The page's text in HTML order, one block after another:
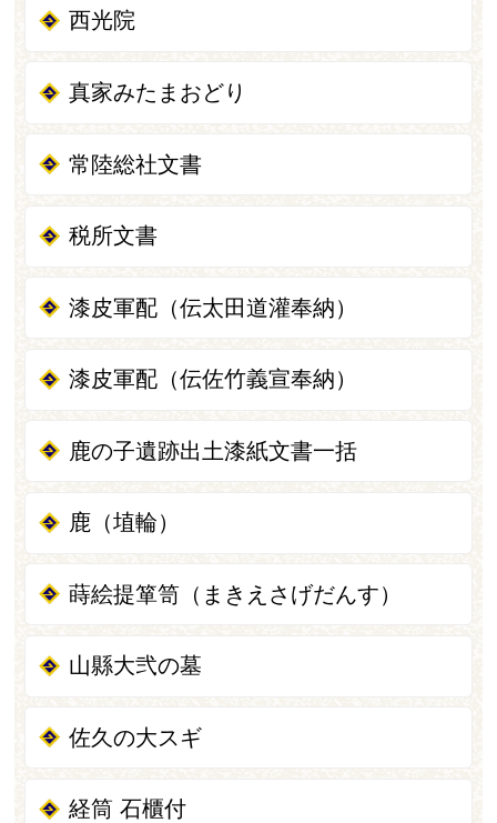
西光院
真家みたまおどり
常陸総社文書
税所文書
漆皮軍配（伝太田道灌奉納）
漆皮軍配（伝佐竹義宣奉納）
鹿の子遺跡出土漆紙文書一括
鹿（埴輪）
蒔絵提箪笥（まきえさげだんす）
山縣大弐の墓
佐久の大スギ
経筒 石櫃付